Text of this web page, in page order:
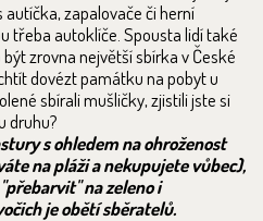
zapalovače či herní
třeba autoklíče. Spousta lidí také
zrovna největší sbírka v České
dovézt památku na pobyt u
sbírali mušličky, zjistili jste si
druhu?
s ohledem na ohroženost
na pláži a nekupujete vůbec),
na zeleno i
je obětí sběratelů.